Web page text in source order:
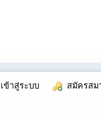
เข้าสู่ระบบ สมัครสม